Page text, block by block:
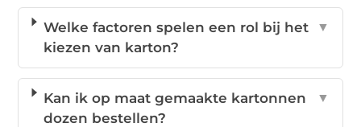
Welke factoren spelen een rol bij het
kiezen van karton?
▼
Kan ik op maat gemaakte kartonnen
dozen bestellen?
▼